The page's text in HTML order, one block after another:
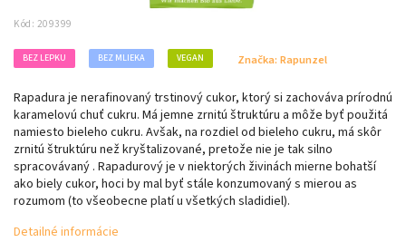
Kód: 209399
BEZ LEPKU BEZ MLIEKA VEGAN Značka: Rapunzel
Rapadura je nerafinovaný trstinový cukor, ktorý si zachováva prírodnú
karamelovú chuť cukru. Má jemne zrnitú štruktúru a môže byť použitá
namiesto bieleho cukru. Avšak, na rozdiel od bieleho cukru, má skôr
zrnitú štruktúru než kryštalizované, pretože nie je tak silno
spracovávaný . Rapadurový je v niektorých živinách mierne bohatší
ako biely cukor, hoci by mal byť stále konzumovaný s mierou as
rozumom (to všeobecne platí u všetkých sladidiel).
Detailné informácie